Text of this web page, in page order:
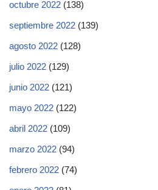
octubre 2022 (138)
septiembre 2022 (139)
agosto 2022 (128)
julio 2022 (129)
junio 2022 (121)
mayo 2022 (122)
abril 2022 (109)
marzo 2022 (94)
febrero 2022 (74)